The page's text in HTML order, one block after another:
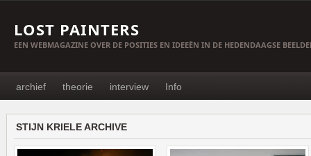
LOST PAINTERS
EEN WEBMAGAZINE OVER DE POSITIES EN IDEEËN IN DE HEDENDAAGSE
archief theorie interview Info
STIJN KRIELE ARCHIVE